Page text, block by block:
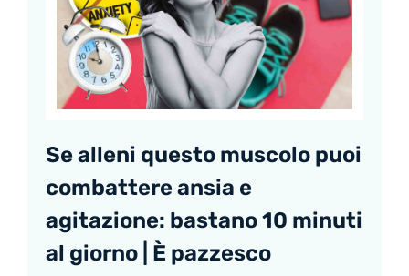
Se alleni questo muscolo puoi
combattere ansia e
agitazione: bastano 10 minuti
al giorno | È pazzesco